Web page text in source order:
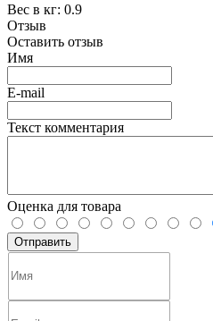
Вес в кг: 0.9
Отзыв
Оставить отзыв
Имя
E-mail
Текст комментария
Оценка для товара